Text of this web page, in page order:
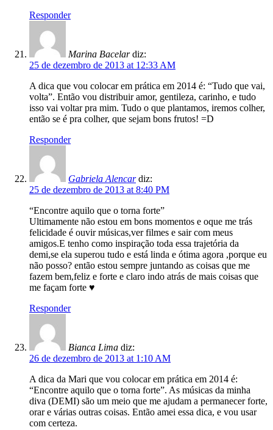
Responder
Marina Bacelar diz:
25 de dezembro de 2013 at 12:33 AM
A dica que vou colocar em prática em 2014 é: “Tudo que vai,
volta”. Então vou distribuir amor, gentileza, carinho, e tudo
isso vai voltar pra mim. Tudo o que plantamos, iremos colher,
então se é pra colher, que sejam bons frutos! =D
Responder
Gabriela Alencar diz:
25 de dezembro de 2013 at 8:40 PM
“Encontre aquilo que o torna forte”
Ultimamente não estou em bons momentos e oque me trás
felicidade é ouvir músicas,ver filmes e sair com meus
amigos.E tenho como inspiração toda essa trajetória da
demi,se ela superou tudo e está linda e ótima agora ,porque eu
não posso? então estou sempre juntando as coisas que me
fazem bem,feliz e forte e claro indo atrás de mais coisas que
me façam forte ♥
Responder
Bianca Lima diz:
26 de dezembro de 2013 at 1:10 AM
A dica da Mari que vou colocar em prática em 2014 é:
“Encontre aquilo que o torna forte”. As músicas da minha
diva (DEMI) são um meio que me ajudam a permanecer forte,
orar e várias outras coisas. Então amei essa dica, e vou usar
com certeza.